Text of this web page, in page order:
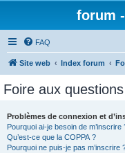
forum
FAQ
Site web Index forum
Foire aux questions
Problèmes de connexion et
Pourquoi ai-je besoin de m’inscrire
Qu’est-ce que la COPPA ?
Pourquoi ne puis-je pas m’inscrire